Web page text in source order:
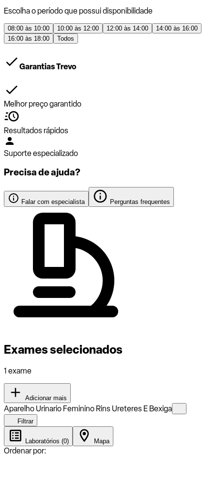
Escolha o período que possui disponibilidade
08:00 às 10:00 10:00 às 12:00 12:00 às 14:00
14:00 às 16:00
16:00 às 18:00
Todos
Garantias Trevo
Melhor preço garantido
Resultados rápidos
Suporte especializado
Precisa de ajuda?
Falar com especialista Perguntas frequentes
Exames selecionados
1 exame
Adicionar mais
Aparelho Urinario Feminino Rins Ureteres E Bexiga
Filtrar
Laboratórios (0) Mapa
Ordenar por: